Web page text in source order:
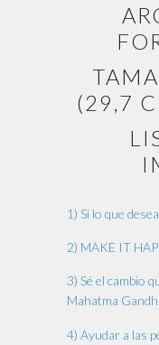
(29,7
1) Si lo que
2) MAKE IT
3) Sé el cambio
Mahatma
4) Ayudar a las